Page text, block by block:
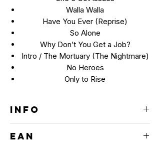
Walla Walla
Have You Ever (Reprise)
So Alone
Why Don’t You Get a Job?
Intro / The Mortuary (The Nightmare)
No Heroes
Only to Rise
INFO
EAN